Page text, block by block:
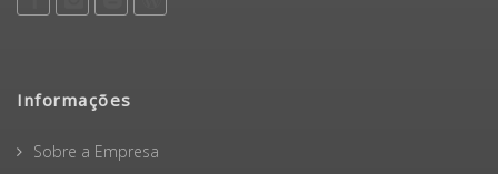
Informações
Sobre a Empresa